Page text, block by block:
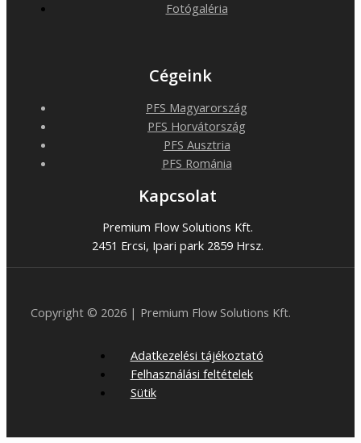
Fotógaléria
Cégeink
PFS Magyarország
PFS Horvátország
PFS Ausztria
PFS Románia
Kapcsolat
Premium Flow Solutions Kft.
2451 Ercsi, Ipari park 2859 Hrsz.
Copyright © 2026 | Premium Flow Solutions Kft.
Adatkezelési tájékoztató
Felhasználási feltételek
Sütik